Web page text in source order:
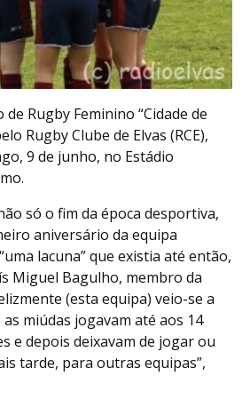
Rugby Feminino “Cidade de
Rugby Clube de Elvas (RCE),
9 de junho, no Estádio
só o fim da época desportiva,
aniversário da equipa
lacuna” que existia até então,
Miguel Bagulho, membro da
(esta equipa) veio-se a
miúdas jogavam até aos 14
e depois deixavam de jogar ou
tarde, para outras equipas”,